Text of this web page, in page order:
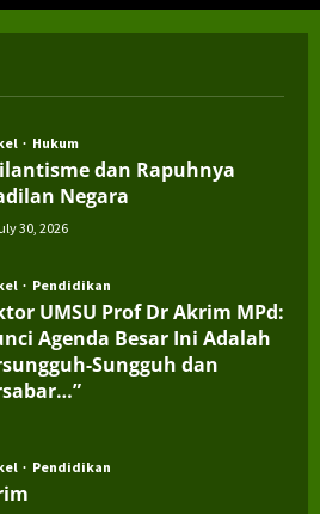
Hukum
dan Rapuhnya
Negara
30, 2026
Pendidikan
UMSU Prof Dr Akrim MPd:
Agenda Besar Ini Adalah
Sungguh dan
Pendidikan